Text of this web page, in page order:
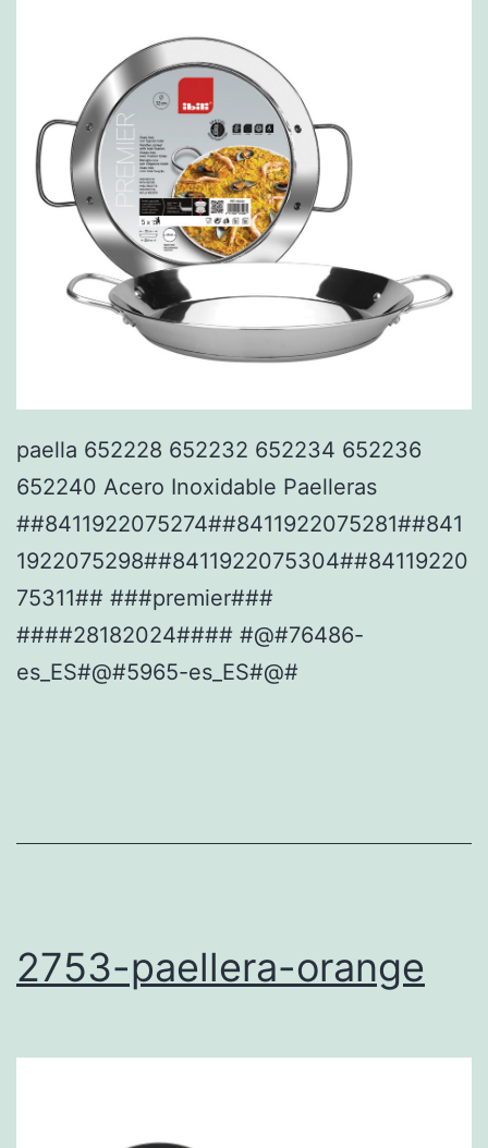
paella 652228 652232 652234 652236
652240 Acero Inoxidable Paelleras
##8411922075274##8411922075281##841
1922075298##8411922075304##84119220
75311## ###premier###
####28182024#### #@#76486-
es_ES#@#5965-es_ES#@#
2753-paellera-orange